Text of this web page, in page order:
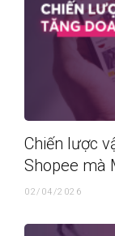
Chiến lược
Shopee mà
02/04/2026